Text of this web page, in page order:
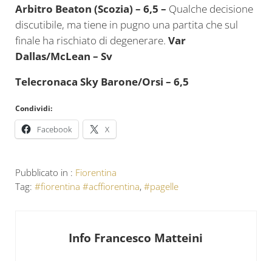
Arbitro Beaton (Scozia) – 6,5 – Qualche decisione
discutibile, ma tiene in pugno una partita che sul
finale ha rischiato di degenerare. Var
Dallas/McLean – Sv
Telecronaca Sky Barone/Orsi – 6,5
Condividi:
Facebook X
Pubblicato in : Fiorentina
Tag: #fiorentina #acffiorentina, #pagelle
Info Francesco Matteini